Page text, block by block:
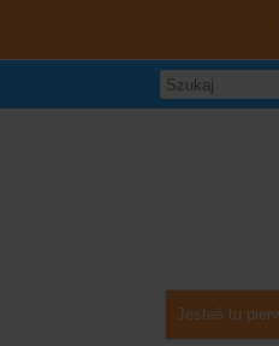
Jesteś tu